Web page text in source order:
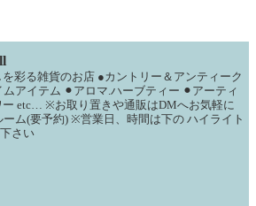
彩る雑貨のお店 ●カントリー＆アンティーク
ムアイテム ⚫︎アロマ.ハーブティー ⚫︎アーティ
etc… ※お取り置きや通販はDMへお気軽に
ム(要予約)※営業日、時間は下の ハイライト
さい